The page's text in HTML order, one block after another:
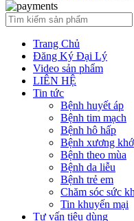
Trang Chủ
Đăng Ký Đại Lý
Video sản phẩm
LIÊN HỆ
Tin tức
Bệnh huyết áp
Bệnh tim mạch
Bệnh hô hấp
Bệnh xương
Bệnh theo mùa
Bệnh da liễu
Bệnh trẻ em
Chăm sóc sức
Tin khuyến mại
Tư vấn tiêu dùng